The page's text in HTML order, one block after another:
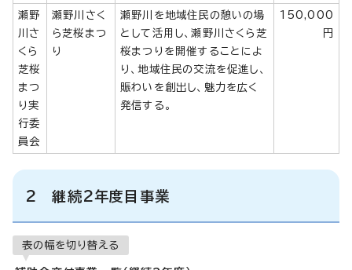
瀬野
川さ
くら
芝桜
まつ
り実
行委
員会
瀬野川さく
ら芝桜まつ
り
瀬野川を地域住民の憩いの場
として活用し、瀬野川さくら芝
桜まつりを開催することによ
り、地域住民の交流を促進し、
賑わいを創出し、魅力を広く
発信する。
150,000
円
2 継続2年度目事業
表の幅を切り替える